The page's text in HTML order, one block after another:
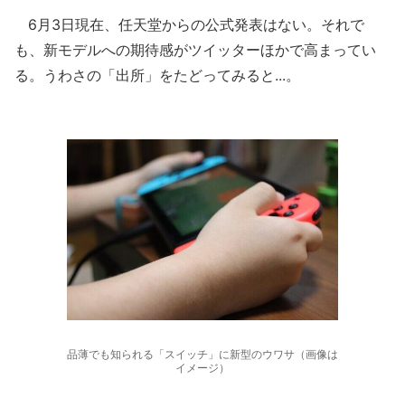
6月3日現在、任天堂からの公式発表はない。それで
も、新モデルへの期待感がツイッターほかで高まってい
る。うわさの「出所」をたどってみると...。
品薄でも知られる「スイッチ」に新型のウワサ（画像は
イメージ）